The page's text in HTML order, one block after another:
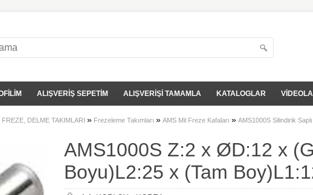
ALIŞVERİŞ SEPETİM ALIŞVERİŞİ TAMAMLA KATALOGLAR
DELME TAKIMLARI » Frezeleme Takımları » AMS Mil Freze Kafaları » AMS1000S Silindirik
AMS1000S Z:2 x ØD:12 x
Boyu)L2:25 x (Tam